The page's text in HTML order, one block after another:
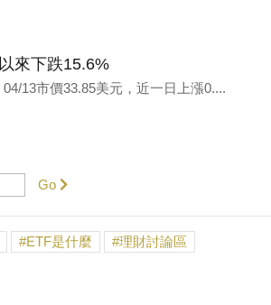
來下跌15.6%
13市價33.85美元，近一日上漲0....
Go
ETF是什麼 理財討論區